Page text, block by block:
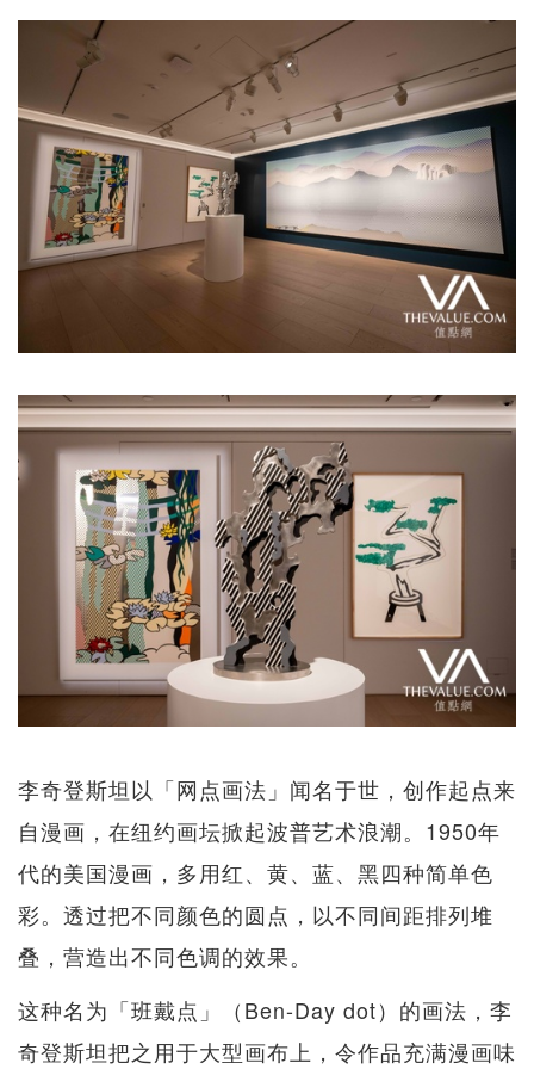
李奇登斯坦以「网点画法」闻名于世，创作起点来
自漫画，在纽约画坛掀起波普艺术浪潮。1950年
代的美国漫画，多用红、黄、蓝、黑四种简单色
彩。透过把不同颜色的圆点，以不同间距排列堆
叠，营造出不同色调的效果。
这种名为「班戴点」（Ben-Day dot）的画法，李
奇登斯坦把之用于大型画布上，令作品充满漫画味